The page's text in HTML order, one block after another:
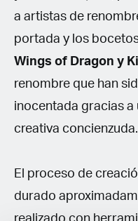
a artistas de
portada y los
Wings of Dragon y
renombre que han
inocentada gracias
creativa concienzuda.
El proceso de
durado